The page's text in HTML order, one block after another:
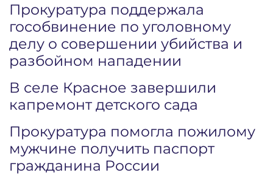
Прокуратура поддержала
гособвинение по уголовному
делу о совершении убийства и
разбойном нападении
В селе Красное завершили
капремонт детского сада
Прокуратура помогла пожилому
мужчине получить паспорт
гражданина России